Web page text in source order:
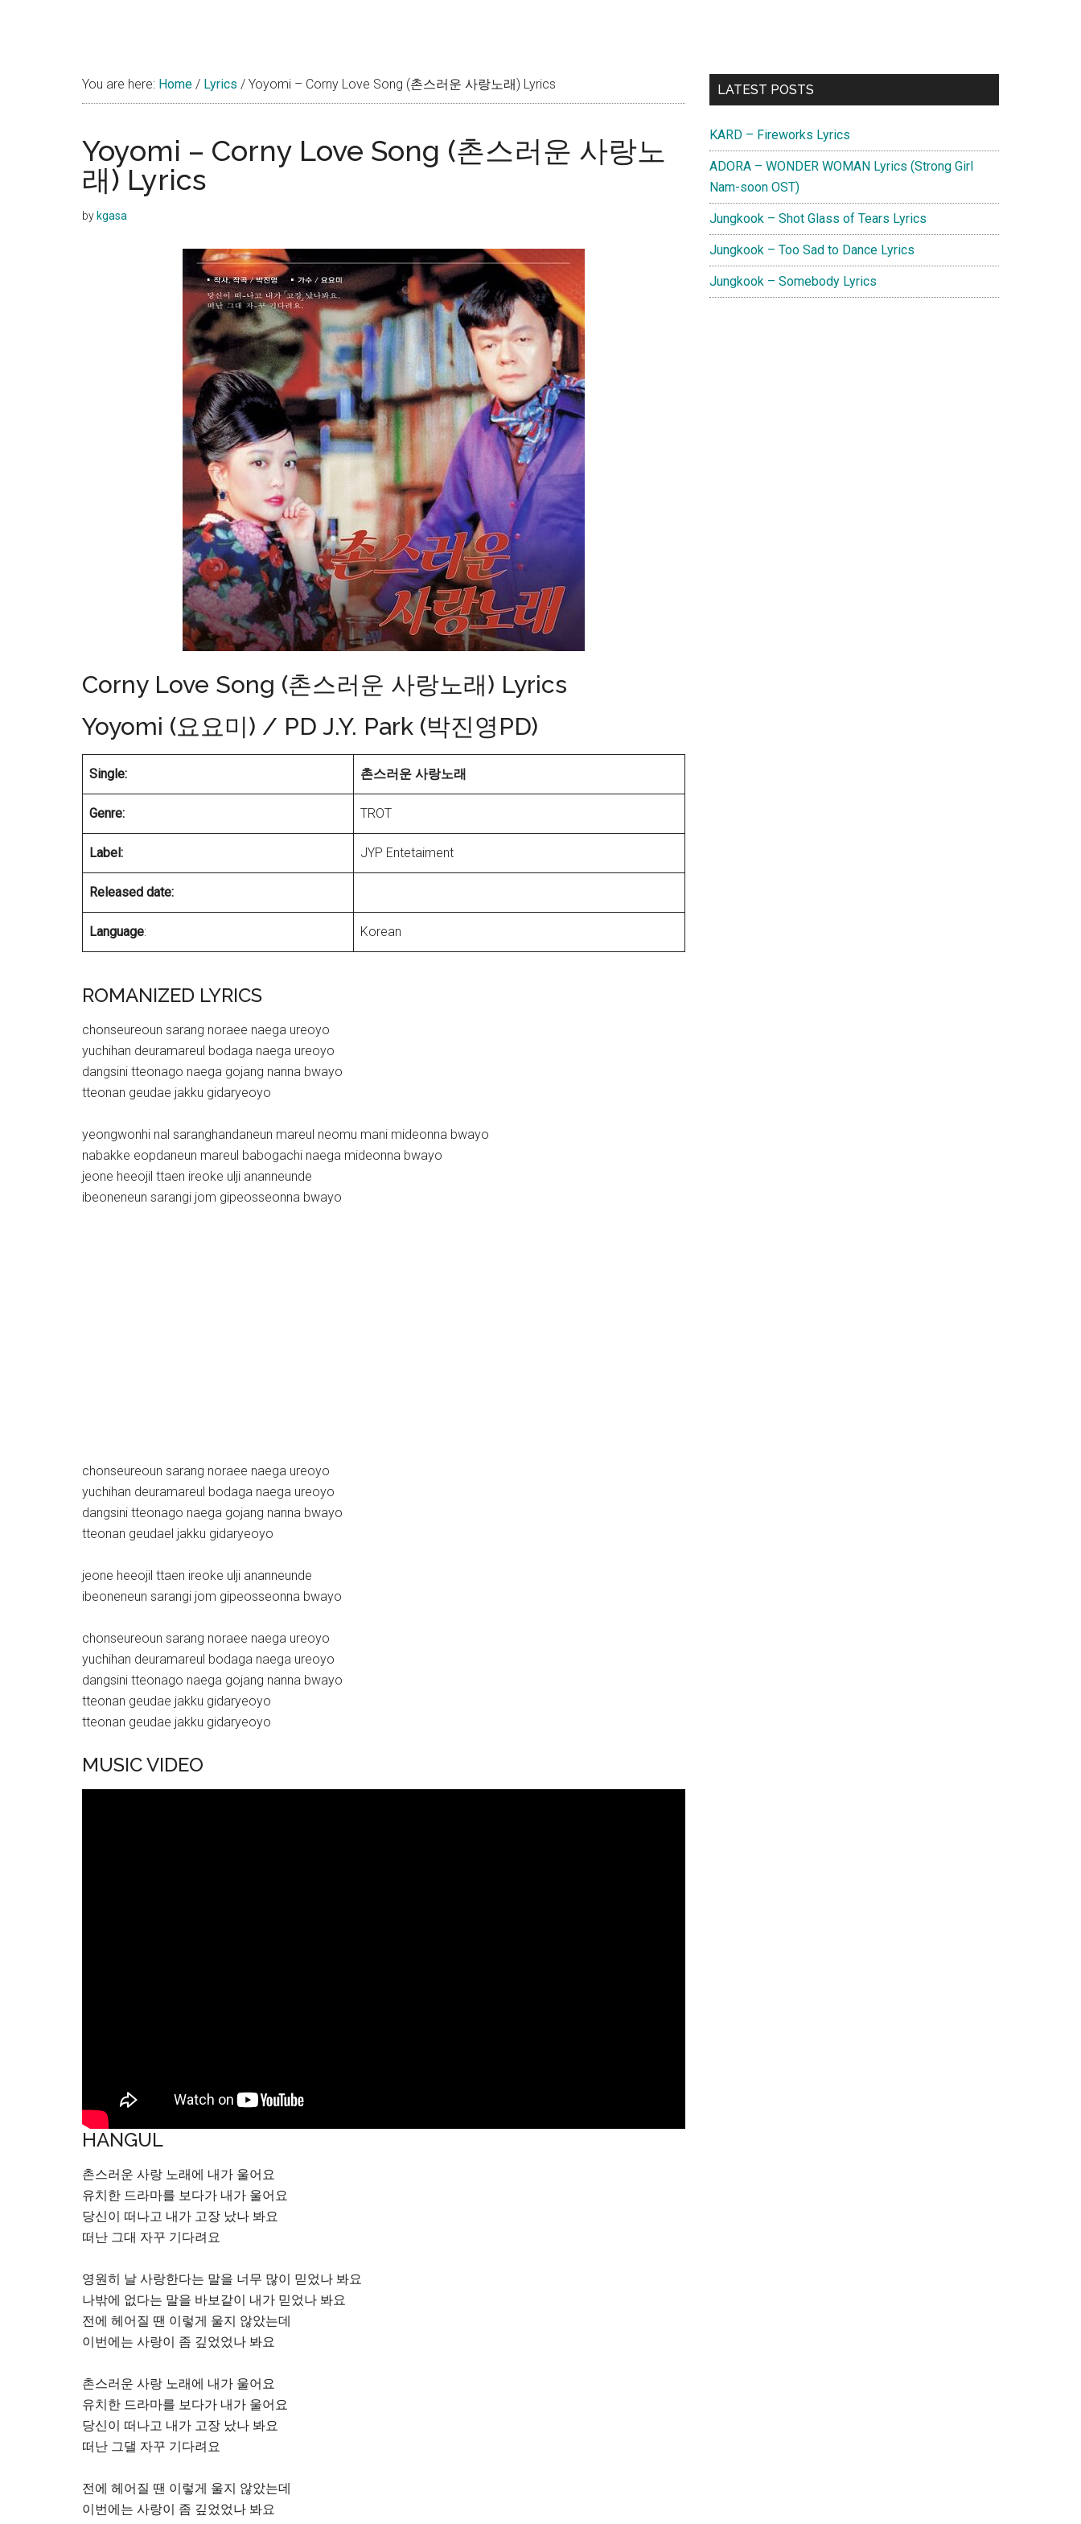
You are here: Home / Lyrics / Yoyomi – Corny Love Song (촌스러운 사랑노래) Lyrics
Yoyomi – Corny Love Song (촌스러운 사랑노
래) Lyrics
by kgasa
Corny Love Song (촌스러운 사랑노래) Lyrics
Yoyomi (요요미) / PD J.Y. Park (박진영PD)
Single: 촌스러운 사랑노래
Genre: TROT
Label: JYP Entetaiment
Released date:
Language: Korean
ROMANIZED LYRICS
chonseureoun sarang noraee naega ureoyo
yuchihan deuramareul bodaga naega ureoyo
dangsini tteonago naega gojang nanna bwayo
tteonan geudae jakku gidaryeoyo
yeongwonhi nal saranghandaneun mareul neomu mani mideonna bwayo
nabakke eopdaneun mareul babogachi naega mideonna bwayo
jeone heeojil ttaen ireoke ulji ananneunde
ibeoneneun sarangi jom gipeosseonna bwayo
chonseureoun sarang noraee naega ureoyo
yuchihan deuramareul bodaga naega ureoyo
dangsini tteonago naega gojang nanna bwayo
tteonan geudael jakku gidaryeoyo
jeone heeojil ttaen ireoke ulji ananneunde
ibeoneneun sarangi jom gipeosseonna bwayo
chonseureoun sarang noraee naega ureoyo
yuchihan deuramareul bodaga naega ureoyo
dangsini tteonago naega gojang nanna bwayo
tteonan geudae jakku gidaryeoyo
tteonan geudae jakku gidaryeoyo
MUSIC VIDEO
HANGUL
촌스러운 사랑 노래에 내가 울어요
유치한 드라마를 보다가 내가 울어요
당신이 떠나고 내가 고장 났나 봐요
떠난 그대 자꾸 기다려요
영원히 날 사랑한다는 말을 너무 많이 믿었나 봐요
나밖에 없다는 말을 바보같이 내가 믿었나 봐요
전에 헤어질 땐 이렇게 울지 않았는데
이번에는 사랑이 좀 깊었었나 봐요
촌스러운 사랑 노래에 내가 울어요
유치한 드라마를 보다가 내가 울어요
당신이 떠나고 내가 고장 났나 봐요
떠난 그댈 자꾸 기다려요
전에 헤어질 땐 이렇게 울지 않았는데
이번에는 사랑이 좀 깊었었나 봐요
Primary
LATEST POSTS
KARD – Fireworks Lyrics
ADORA – WONDER WOMAN Lyrics (Strong Girl
Nam-soon OST)
Jungkook – Shot Glass of Tears Lyrics
Jungkook – Too Sad to Dance Lyrics
Jungkook – Somebody Lyrics